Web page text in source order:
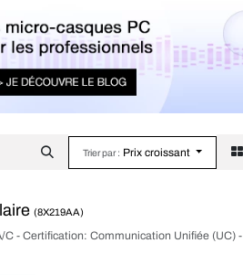
Trier par : Prix croissant
(8X219AA)
- Certification: Communication Unifiée (UC) -